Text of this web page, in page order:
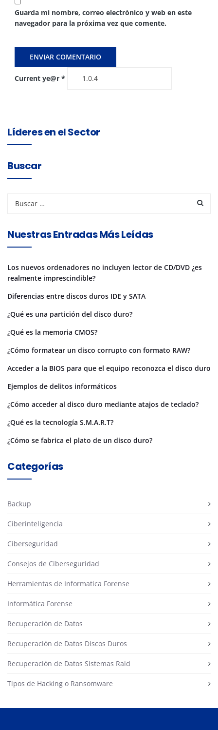
Guarda mi nombre, correo electrónico y web en este
navegador para la próxima vez que comente.
Current ye@r *
Líderes en el Sector
Buscar
Nuestras Entradas Más Leídas
Los nuevos ordenadores no incluyen lector de CD/DVD ¿es
realmente imprescindible?
Diferencias entre discos duros IDE y SATA
¿Qué es una partición del disco duro?
¿Qué es la memoria CMOS?
¿Cómo formatear un disco corrupto con formato RAW?
Acceder a la BIOS para que el equipo reconozca el disco duro
Ejemplos de delitos informáticos
¿Cómo acceder al disco duro mediante atajos de teclado?
¿Qué es la tecnología S.M.A.R.T?
¿Cómo se fabrica el plato de un disco duro?
Categorías
Backup
Ciberinteligencia
Ciberseguridad
Consejos de Ciberseguridad
Herramientas de Informatica Forense
Informática Forense
Recuperación de Datos
Recuperación de Datos Discos Duros
Recuperación de Datos Sistemas Raid
Tipos de Hacking o Ransomware